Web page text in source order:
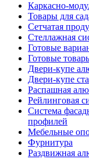
Каркасно-
Товары для
Сетчатая
Cтеллажная
Готовые
Готовые
Двери-купе
Двери-купе
Распашная
Рейлинговая
Система
профилей
Мебельные
Фурнитура
Раздвижная